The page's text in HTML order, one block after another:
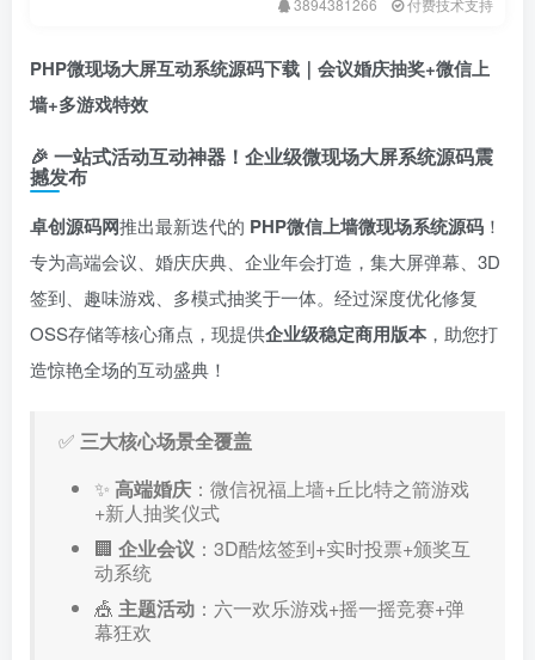
3894381266 付费技术支持
PHP微现场大屏互动系统源码下载｜会议婚庆抽奖+微信上
墙+多游戏特效
🎉 一站式活动互动神器！企业级微现场大屏系统源码震
撼发布
卓创源码网推出最新迭代的 ​ PHP微信上墙微现场系统源码 ！
专为高端会议、婚庆庆典、企业年会打造，集大屏弹幕、3D
签到、趣味游戏、多模式抽奖于一体。经过深度优化修复
OSS存储等核心痛点，现提供企业级稳定商用版本，助您打
造惊艳全场的互动盛典！
✅ ​ 三大核心场景全覆盖
✨ ​ 高端婚庆 ：微信祝福上墙+丘比特之箭游戏
+新人抽奖仪式
🏢 ​ 企业会议 ：3D酷炫签到+实时投票+颁奖互
动系统
🎪 ​ 主题活动 ：六一欢乐游戏+摇一摇竞赛+弹
幕狂欢